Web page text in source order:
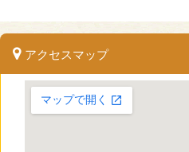
アクセスマップ